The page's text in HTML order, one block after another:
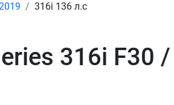
316i 136 л.с
316i F30